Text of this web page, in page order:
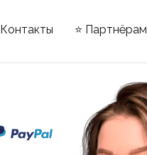
Контакты ⭐ Партнёрам